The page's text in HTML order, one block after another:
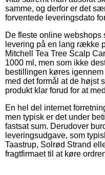
samme, og derfor er det
forventede leveringsdato
De fleste online webshops
levering på en lang række
Mitchell Tea Tree Scalp
1000 ml, men som ikke
bestillingen køres
med det formål at de højst
produkt klar forud for at
En hel del internet
men typisk er det under
fastsat sum. Derudover
leveringsudgave, som
Taastrup, Solrød Strand
fragtfirmaet til at køre